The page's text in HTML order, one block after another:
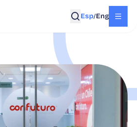
Eng
/
Esp